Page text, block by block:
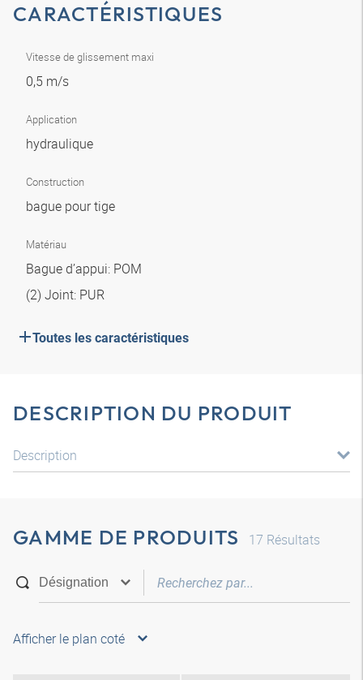
CARACTÉRISTIQUES
Vitesse de glissement maxi
0,5 m/s
Application
hydraulique
Construction
bague pour tige
Matériau
Bague d’appui: POM
(2) Joint: PUR
Toutes les caractéristiques
DESCRIPTION DU PRODUIT
Description
GAMME DE PRODUITS 17 Résultats
Afficher le plan coté